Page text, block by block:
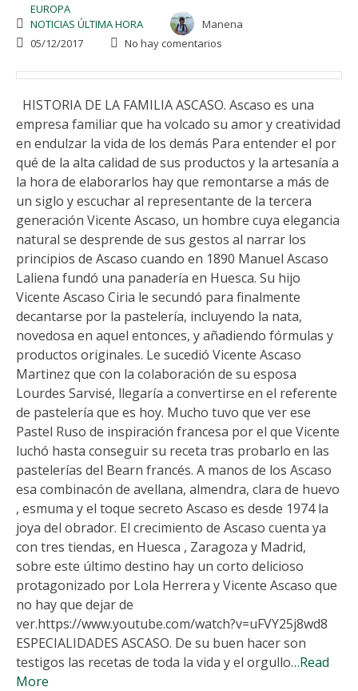
EUROPA
NOTICIAS ÚLTIMA HORA
Manena
05/12/2017
No hay comentarios
HISTORIA DE LA FAMILIA ASCASO. Ascaso es una
empresa familiar que ha volcado su amor y creatividad
en endulzar la vida de los demás Para entender el por
qué de la alta calidad de sus productos y la artesanía a
la hora de elaborarlos hay que remontarse a más de
un siglo y escuchar al representante de la tercera
generación Vicente Ascaso, un hombre cuya elegancia
natural se desprende de sus gestos al narrar los
principios de Ascaso cuando en 1890 Manuel Ascaso
Laliena fundó una panadería en Huesca. Su hijo
Vicente Ascaso Ciria le secundó para finalmente
decantarse por la pastelería, incluyendo la nata,
novedosa en aquel entonces, y añadiendo fórmulas y
productos originales. Le sucedió Vicente Ascaso
Martinez que con la colaboración de su esposa
Lourdes Sarvisé, llegaría a convertirse en el referente
de pastelería que es hoy. Mucho tuvo que ver ese
Pastel Ruso de inspiración francesa por el que Vicente
luchó hasta conseguir su receta tras probarlo en las
pastelerías del Bearn francés. A manos de los Ascaso
esa combinacón de avellana, almendra, clara de huevo
, esmuma y el toque secreto Ascaso es desde 1974 la
joya del obrador. El crecimiento de Ascaso cuenta ya
con tres tiendas, en Huesca , Zaragoza y Madrid,
sobre este último destino hay un corto delicioso
protagonizado por Lola Herrera y Vicente Ascaso que
no hay que dejar de
ver.https://www.youtube.com/watch?v=uFVY25j8wd8
ESPECIALIDADES ASCASO. De su buen hacer son
testigos las recetas de toda la vida y el orgullo…Read
More